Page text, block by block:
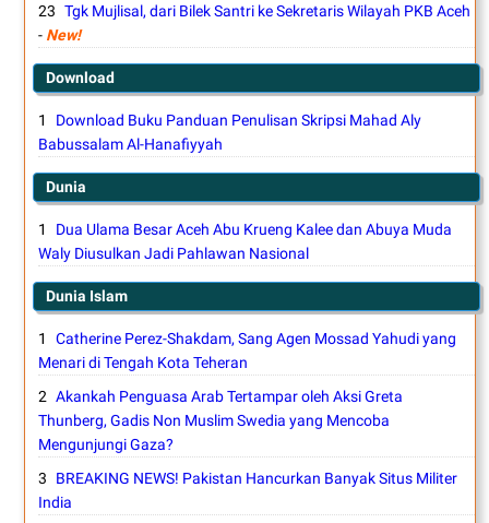
Tgk Mujlisal, dari Bilek Santri ke Sekretaris Wilayah PKB Aceh
- New!
Download
Download Buku Panduan Penulisan Skripsi Mahad Aly
Babussalam Al-Hanafiyyah
Dunia
Dua Ulama Besar Aceh Abu Krueng Kalee dan Abuya Muda
Waly Diusulkan Jadi Pahlawan Nasional
Dunia Islam
Catherine Perez-Shakdam, Sang Agen Mossad Yahudi yang
Menari di Tengah Kota Teheran
Akankah Penguasa Arab Tertampar oleh Aksi Greta
Thunberg, Gadis Non Muslim Swedia yang Mencoba
Mengunjungi Gaza?
BREAKING NEWS! Pakistan Hancurkan Banyak Situs Militer
India